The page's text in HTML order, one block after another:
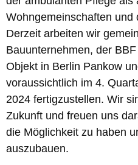
Wohngemeinschaften und
Derzeit arbeiten wir
Bauunternehmen, der
Objekt in Berlin Pankow
voraussichtlich im 4.
2024 fertigzustellen. Wir
Zukunft und freuen uns
die Möglichkeit zu haben
auszubauen.